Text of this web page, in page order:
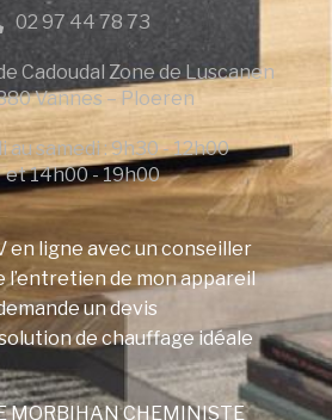
MORBIHANCHEMINISTE
en ligne avec un conseiller
l’entretien de mon appareil
un devis
de chauffage idéale
02 97 44 78 73
Cadoudal Zone de Luscanen
Vannes – Ploeren
au samedi : 9h30 - 12h00
et 14h00 - 19h00